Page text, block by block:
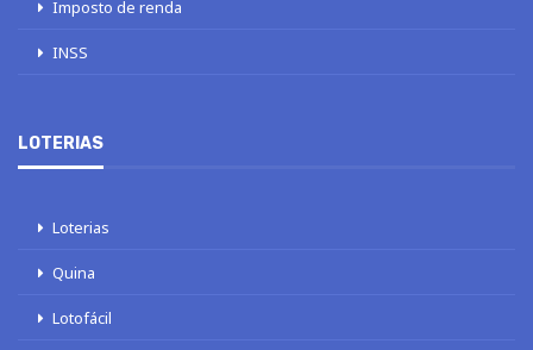
Imposto de renda
INSS
LOTERIAS
Loterias
Quina
Lotofácil